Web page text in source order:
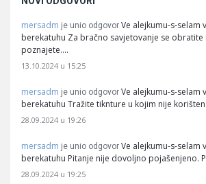
mersadm je unio odgovor Ve alejkumu-s-selam
berekatuhu Za bračno savjetovanje se obratite
poznajete.…
13.10.2024 u 15:25
mersadm je unio odgovor Ve alejkumu-s-selam
berekatuhu Tražite tiknture u kojim nije
28.09.2024 u 19:26
mersadm je unio odgovor Ve alejkumu-s-selam
berekatuhu Pitanje nije dovoljno pojašenjeno.
28.09.2024 u 19:25